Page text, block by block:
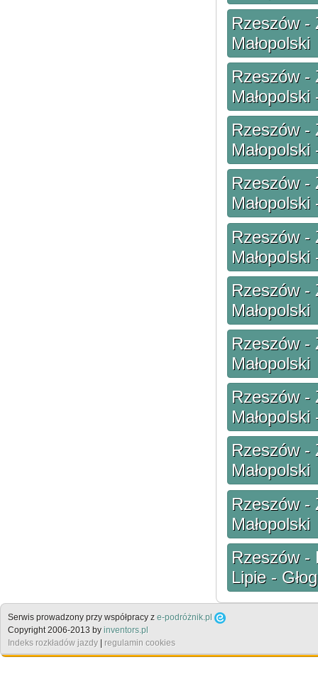
Rzeszów -
Małopolski
Rzeszów -
Małopolski
Rzeszów -
Małopolski
Rzeszów -
Małopolski
Rzeszów -
Małopolski
Rzeszów -
Małopolski
Rzeszów -
Małopolski
Rzeszów -
Małopolski
Rzeszów -
Małopolski
Rzeszów -
Małopolski
Rzeszów -
Lipie -
Serwis prowadzony przy współpracy z e-podróżnik.pl
Copyright 2006-2013 by inventors.pl
Indeks rozkładów jazdy
regulamin cookies